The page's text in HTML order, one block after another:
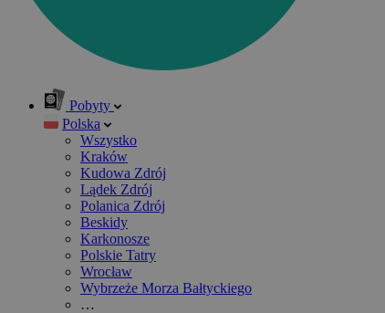
Pobyty
Polska
Wszystko
Kraków
Kudowa Zdrój
Lądek Zdrój
Polanica Zdrój
Beskidy
Karkonosze
Polskie Tatry
Wrocław
Wybrzeże Morza Bałtyckiego
…